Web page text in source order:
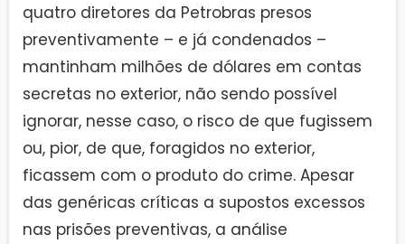
quatro diretores da Petrobras presos
preventivamente – e já condenados –
mantinham milhões de dólares em contas
secretas no exterior, não sendo possível
ignorar, nesse caso, o risco de que fugissem
ou, pior, de que, foragidos no exterior,
ficassem com o produto do crime. Apesar
das genéricas críticas a supostos excessos
nas prisões preventivas, a análise